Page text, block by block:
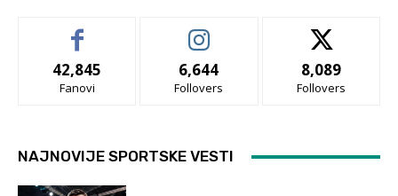
42,845
Fanovi
6,644
Follovers
8,089
Follovers
NAJNOVIJE SPORTSKE VESTI